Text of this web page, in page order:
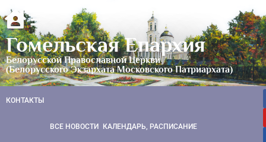
Гомельская Епархия
Белорусской Православной Церкви
(Белорусского Экзархата Московского Патриархата)
КОНТАКТЫ
ВСЕ НОВОСТИ КАЛЕНДАРЬ, РАСПИСАНИЕ